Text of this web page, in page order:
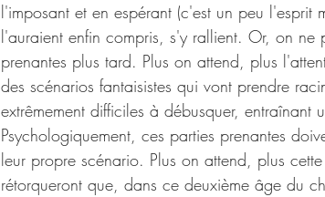
l'imposant et en espérant (c'est un peu
l'auraient enfin compris, s'y rallient. Or, on
prenantes plus tard. Plus on attend, plus
des scénarios fantaisistes qui vont prendre
extrêmement difficiles à débusquer,
Psychologiquement, ces parties prenantes
leur propre scénario. Plus on attend, plus
rétorqueront que, dans ce deuxième âge du